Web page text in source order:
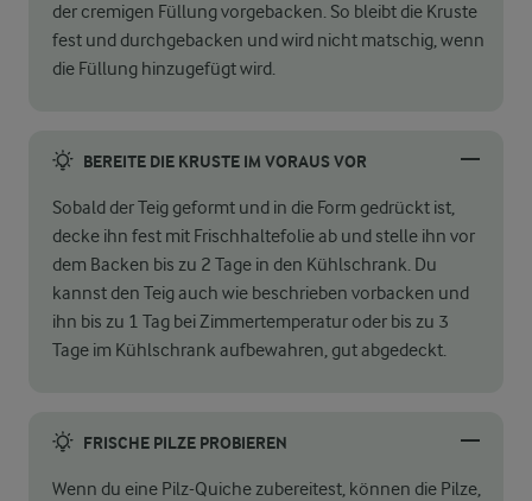
der cremigen Füllung vorgebacken. So bleibt die Kruste
fest und durchgebacken und wird nicht matschig, wenn
die Füllung hinzugefügt wird.
BEREITE DIE KRUSTE IM VORAUS VOR
Sobald der Teig geformt und in die Form gedrückt ist,
decke ihn fest mit Frischhaltefolie ab und stelle ihn vor
dem Backen bis zu 2 Tage in den Kühlschrank. Du
kannst den Teig auch wie beschrieben vorbacken und
ihn bis zu 1 Tag bei Zimmertemperatur oder bis zu 3
Tage im Kühlschrank aufbewahren, gut abgedeckt.
FRISCHE PILZE PROBIEREN
Wenn du eine Pilz-Quiche zubereitest, können die Pilze,